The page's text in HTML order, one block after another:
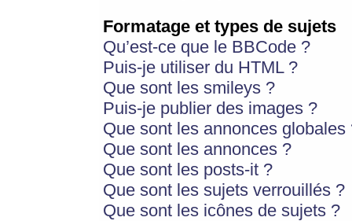
Formatage et types de sujets
Qu’est-ce que le BBCode ?
Puis-je utiliser du HTML ?
Que sont les smileys ?
Puis-je publier des images ?
Que sont les annonces globales
Que sont les annonces ?
Que sont les posts-it ?
Que sont les sujets verrouillés ?
Que sont les icônes de sujets ?